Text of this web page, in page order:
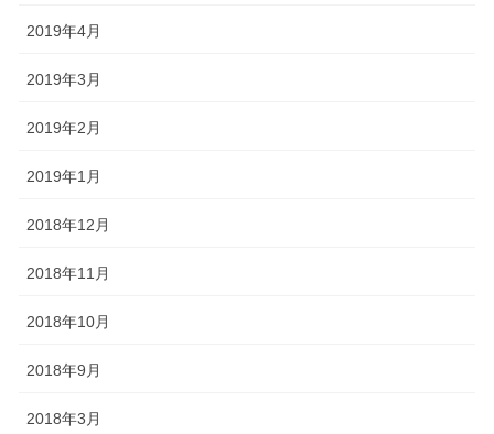
2019年4月
2019年3月
2019年2月
2019年1月
2018年12月
2018年11月
2018年10月
2018年9月
2018年3月